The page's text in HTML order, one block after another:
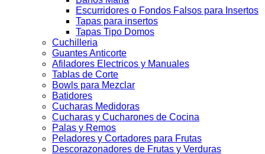
Escurridores o Fondos Falsos para Insertos
Tapas para insertos
Tapas Tipo Domos
Cuchilleria
Guantes Anticorte
Afiladores Electricos y Manuales
Tablas de Corte
Bowls para Mezclar
Batidores
Cucharas Medidoras
Cucharas y Cucharones de Cocina
Palas y Remos
Peladores y Cortadores para Frutas
Descorazonadores de Frutas y Verduras